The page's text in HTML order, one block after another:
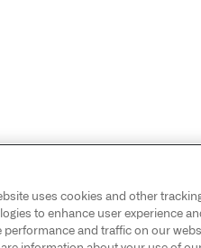
uses cookies and other
to enhance user experience
performance and traffic on our